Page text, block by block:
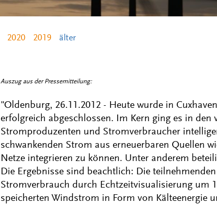
2020 2019 älter
Auszug aus der Pressemitteilung:
"Oldenburg, 26.11.2012 - Heute wurde in
erfolgreich abgeschlossen. Im Kern ging es in den
Stromproduzenten und Stromverbraucher
schwankenden Strom aus erneuerbaren Quellen
Netze integrieren zu können. Unter anderem
Die Ergebnisse sind beachtlich: Die
Stromverbrauch durch Echtzeitvisualisierung um
speicherten Windstrom in Form von Kälteenergie